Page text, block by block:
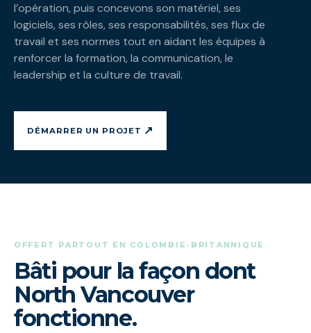
l’opération, puis concevons son matériel, ses
logiciels, ses rôles, ses responsabilités, ses flux de
travail et ses normes tout en aidant les équipes à
renforcer la formation, la communication, le
leadership et la culture de travail.
DÉMARRER UN PROJET ↗
OFFERT PARTOUT EN COLOMBIE-BRITANNIQUE
Bâti pour la façon dont
North Vancouver
fonctionne.